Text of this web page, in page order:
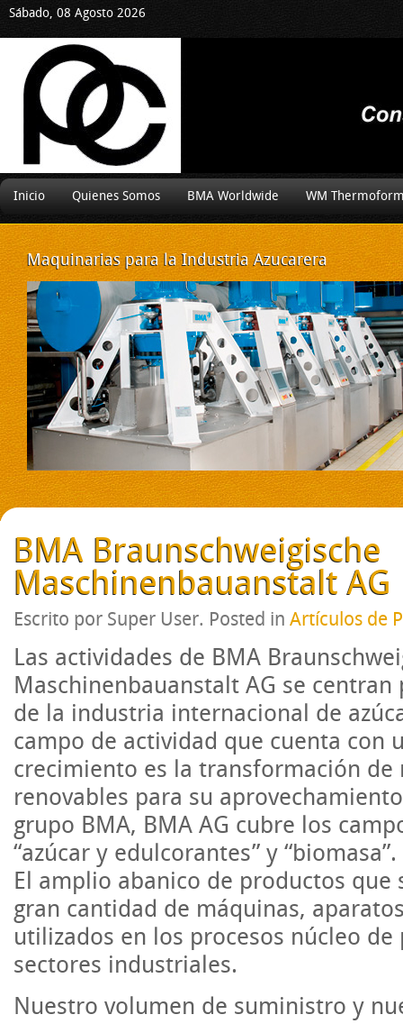
Sábado, 08 Agosto 2026
Inicio Quienes Somos BMA Worldwide WM
Maquinariaspara la Industria Azucarera
BMA Braunschweigische
Maschinenbauanstalt AG
Escrito por Super User. Posted in Artículos de
Las actividades de BMA
Maschinenbauanstalt AG se
de la industria internacional de
campo de actividad que cuenta con
crecimiento es la transformación de
renovables para su
grupo BMA, BMA AG cubre los
“azúcar y edulcorantes” y “biomasa”.
El amplio abanico de productos
gran cantidad de máquinas,
utilizados en los procesos núcleo
sectores industriales.
Nuestro volumen de suministro y